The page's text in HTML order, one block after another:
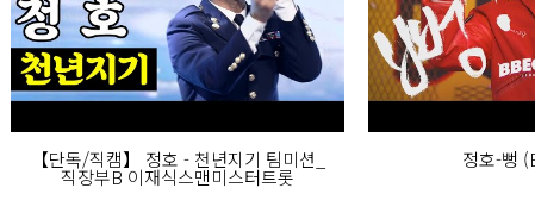
【단독/직캠】 정호 - 천년지기 팀미션_
직장부B 이재식스맨미스터트롯
정호-뻥